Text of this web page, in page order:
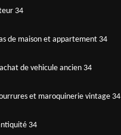
34
de maison et appartement 34
de vehicule ancien 34
et maroquinerie vintage 34
34